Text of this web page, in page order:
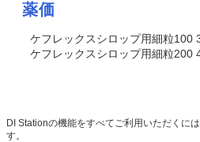
薬価
ケフレックスシロップ用細粒100
ケフレックスシロップ用細粒200
DI Stationの機能をすべてご利用いただくには
す。